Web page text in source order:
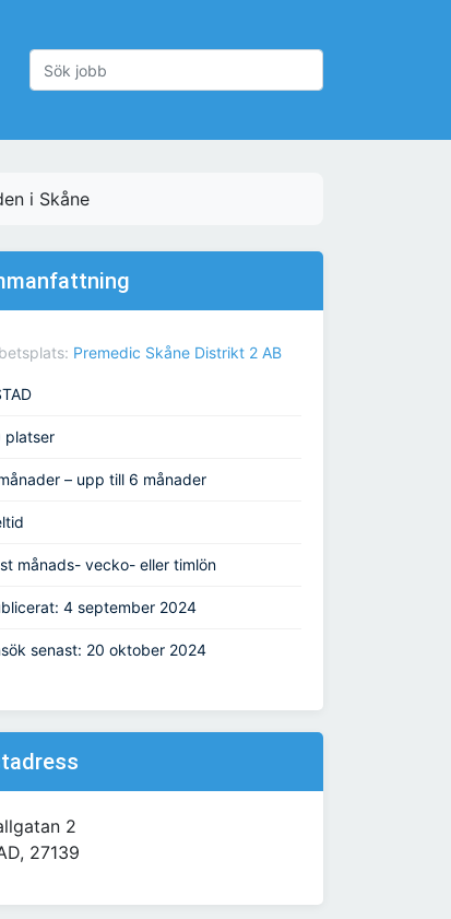
i Skåne
Premedic Skåne Distrikt 2 AB
platser
– upp till 6 månader
månads- vecko- eller timlön
4 september 2024
senast: 20 oktober 2024
2
27139